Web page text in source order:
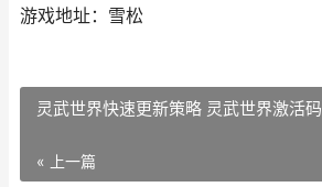
游戏地址：雪松
灵武世界快速更新策略 灵武世界激活码
« 上一篇